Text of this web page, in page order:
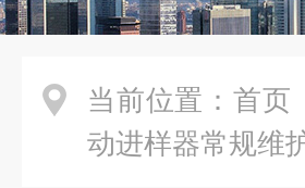
当前位置： 首页
动进样器常规维